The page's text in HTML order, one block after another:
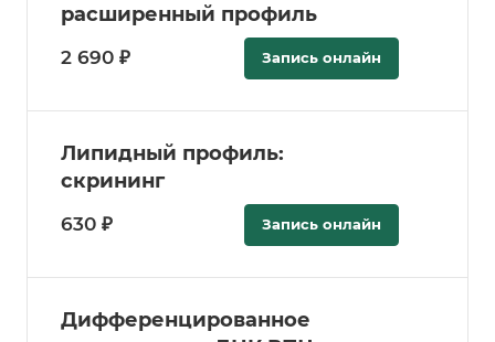
расширенный профиль
2 690 ₽ Запись онлайн
Липидный профиль:
скрининг
630 ₽ Запись онлайн
Дифференцированное